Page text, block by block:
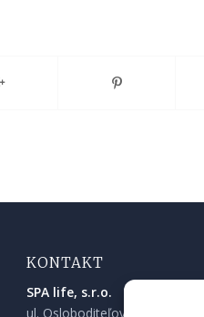
KONTAKT
SPA life, s.r.o.
ul. Osloboditeľov 90